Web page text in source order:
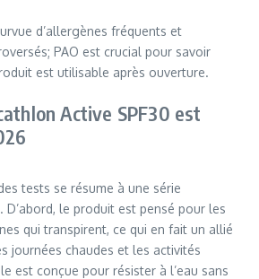
d’allergènes fréquents et
PAO est crucial pour savoir
est utilisable après ouverture.
Active SPF30 est
tests se résume à une série
D’abord, le produit est pensé pour les
qui transpirent, ce qui en fait un allié
journées chaudes et les activités
est conçue pour résister à l’eau sans